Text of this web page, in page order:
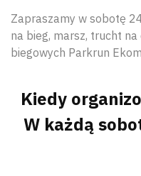
Zapraszamy w sobotę
na bieg, marsz, trucht
biegowych Parkrun
Kiedy
W każdą